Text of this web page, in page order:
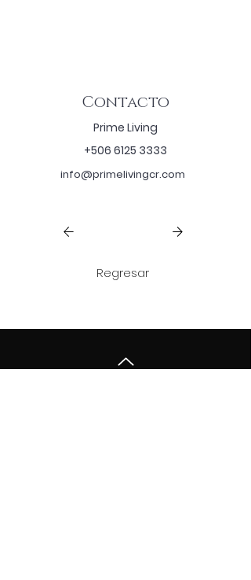
Contacto
Prime Living
+506 6125 3333
info@primelivingcr.com
Regresar